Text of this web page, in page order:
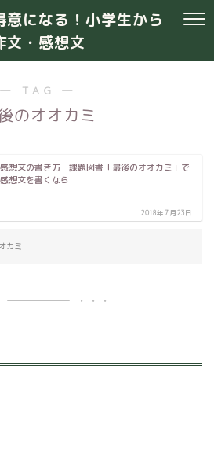
意になる！小学生から
文・感想文
― TAG ―
のオオカミ
感想文の書き方 課題図書「最後のオオカミ」で
感想文を書くなら
2018年7月23日
カミ